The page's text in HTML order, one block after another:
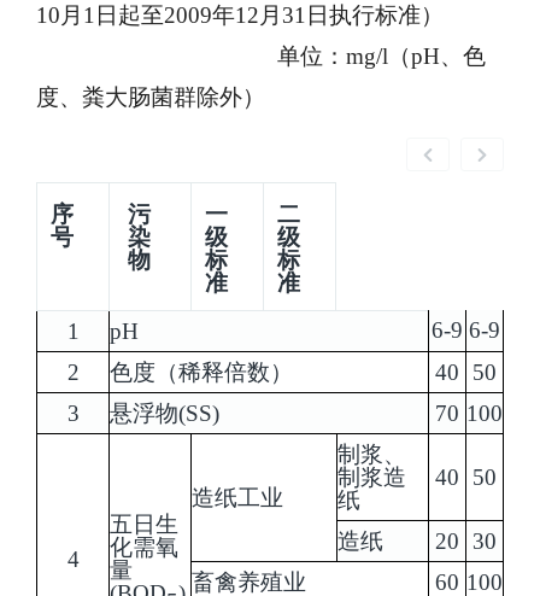
10月1日起至2009年12月31日执行标准）
单位：mg/l（pH、色
度、粪大肠菌群除外）
序
号
污
染
物
一
级
标
准
二
级
标
准
1
pH 6-9 6-9
2
色度（稀释倍数） 40
50
3
悬浮物(SS) 70 100
4
五日生
化需氧
量
造纸工业
制浆、
制浆造
纸
40 50
造纸 20
30
畜禽养殖业
60 100